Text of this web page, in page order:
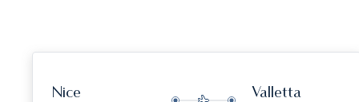
Nice
Valletta